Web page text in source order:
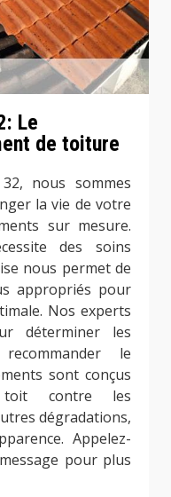
Le
de toiture
nous sommes
la vie de votre
sur mesure.
des soins
nous permet de
appropriés pour
Nos experts
déterminer les
le
sont conçus
contre les
dégradations,
Appelez-
pour plus